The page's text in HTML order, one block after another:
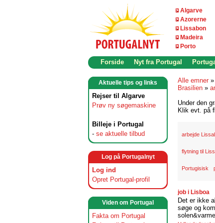
Algarve
Azorerne
Lissabon
Madeira
Porto
Forside Nyt fra Portugal
Aktuelle tips og links
Rejser til Algarve
Prøv ny søgemaskine
Billeje i Portugal
- se aktuelle tilbud
Log på Portugalnyt
Log ind
Opret Portugal-profil
Viden om Portugal
Fakta om Portugal
Alle emner »
Brasilien »
Under den
Klik evt. på
arbejde
flytning til
Portugisisk
job i Lisboa
Det er ikke
søge og